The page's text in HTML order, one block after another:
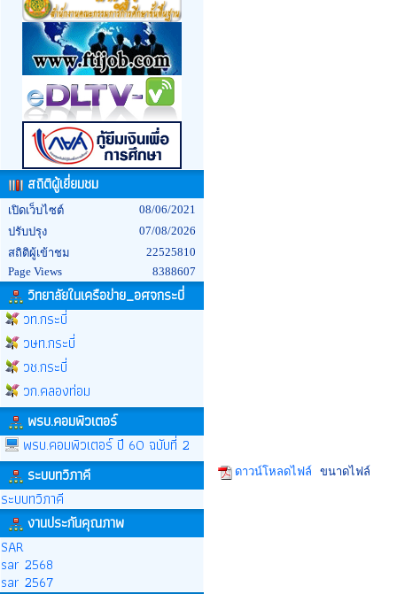
สถิติผู้เยี่ยมชม
เปิดเว็บไซต์
08/06/2021
ปรับปรุง
07/08/2026
สถิติผู้เข้าชม
22525810
Page Views
8388607
วิทยาลัยในเครือข่าย_อศจกระบี่
วท.กระบี่
วษท.กระบี่
วช.กระบี่
วก.คลองท่อม
พรบ.คอมพิวเตอร์
พรบ.คอมพิวเตอร์ ปี 60 ฉบับที่ 2
ระบบทวิภาคี
ระบบทวิภาคี
งานประกันคุณภาพ
SAR
sar 2568
sar 2567
ดาวน์โหลดไฟล์ ขนาดไฟล์